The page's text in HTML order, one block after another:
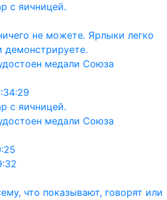
с яичницей.
не можете. Ярлыки легко
демонстрируете.
медали Союза
с яичницей.
медали Союза
что показывают, говорят или